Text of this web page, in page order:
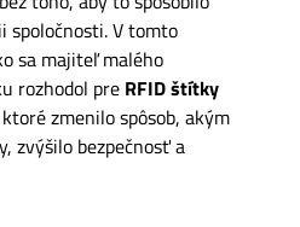
spoločnosti. V tomto
sa majiteľ malého
rozhodol pre RFID štítky
zmenilo spôsob, akým
zvýšilo bezpečnosť a